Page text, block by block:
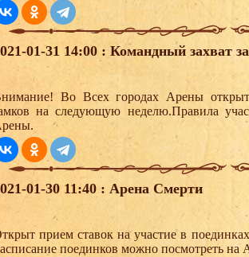
01-31 14:00 : Командный захват
Во Всех городах Арены
на следующую неделю.Правила
01-30 11:40 : Арена Смерти
прием ставок на участие в
поединков можно посмотреть на